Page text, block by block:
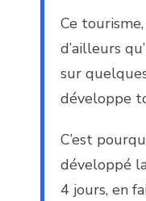
Ce
d’ailleurs
sur
développe
C’est
développé
4 jours, en